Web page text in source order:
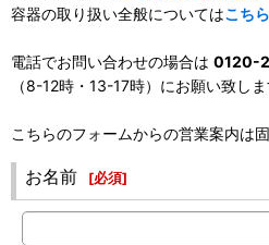
容器の取り扱い全般についてはこち
電話でお問い合わせの場合は 0120-
（8-12時・13-17時）にお願い致しま
こちらのフォームからの営業案内は
お名前 [必須]